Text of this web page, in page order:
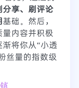
分享、刷评论
基础。然后，
内容并积极
将你从“小透
丝量的指数级